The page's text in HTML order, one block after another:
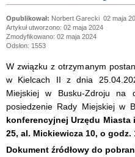
Norbert Garecki 02 maja
Artykuł utworzono: 02 maja 2024
Zmodyfikowano: 02 maja 2024
Odsłon: 1553
W związku z otrzymanym
w Kielcach II z dnia
Miejskiej w Busku-Zdroju na
posiedzenie Rady Miejskiej w
konferencyjnej Urzędu
25, al. Mickiewicza 10, o godz.
Dokument źródłowy do